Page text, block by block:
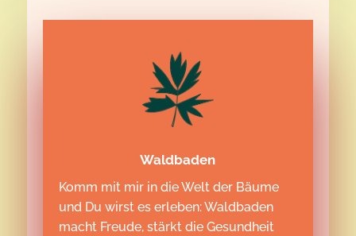
Waldbaden
Komm mit mir in die Welt der Bäume
und Du wirst es erleben: Waldbaden
macht Freude, stärkt die Gesundheit